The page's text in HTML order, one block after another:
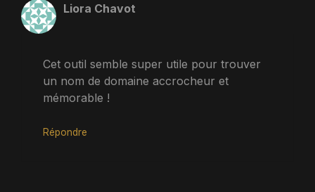
Liora Chavot
Cet outil semble super utile pour trouver
un nom de domaine accrocheur et
mémorable !
Répondre